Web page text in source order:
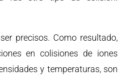
precisos. Como resultado,
en colisiones de iones
y temperaturas, son